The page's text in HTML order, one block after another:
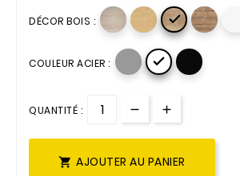
DÉCOR BOIS : 
COULEUR ACIER : 
QUANTITÉ :
 AJOUTER AU PANIER